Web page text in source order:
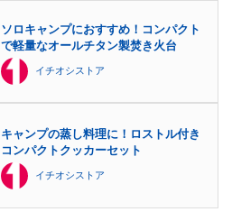
ソロキャンプにおすすめ！コンパクト
で軽量なオールチタン製焚き火台
イチオシストア
キャンプの蒸し料理に！ロストル付き
コンパクトクッカーセット
イチオシストア